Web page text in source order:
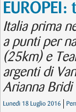
Italia prima
a punti per
(25km) e
argenti di
Arianna
Lunedì 18 Luglio 2016